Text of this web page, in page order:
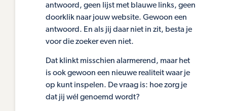
antwoord, geen lijst met blauwe links, geen
doorklik naar jouw website. Gewoon een
antwoord. En als jij daar niet in zit, besta je
voor die zoeker even niet.
Dat klinkt misschien alarmerend, maar het
is ook gewoon een nieuwe realiteit waar je
op kunt inspelen. De vraag is: hoe zorg je
dat jij wél genoemd wordt?